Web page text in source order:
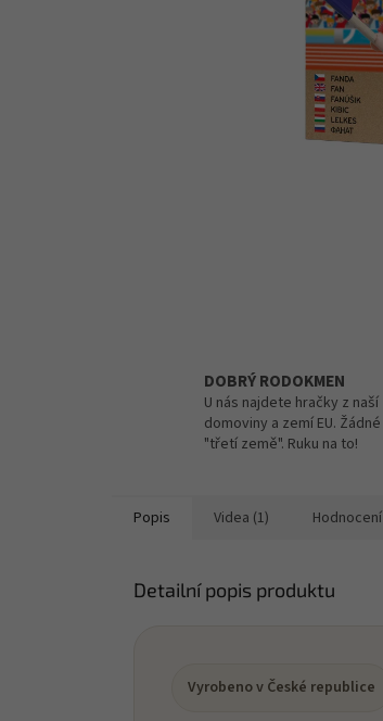
DOBRÝ RODOKMEN
U nás najdete hračky z naší
domoviny a zemí EU. Žádné
"třetí země". Ruku na to!
Popis Videa (1) Hodnocení
Detailní popis produktu
Vyrobeno v České republice